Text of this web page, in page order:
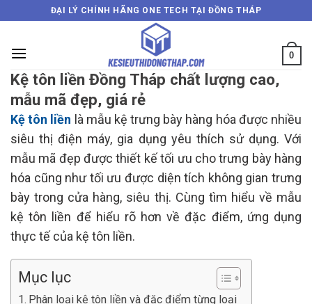
to
ĐẠI LÝ CHÍNH HÃNG ONE TECH TẠI ĐỒNG THÁP
0
Kệ tôn liền Đồng Tháp chất lượng cao,
mẫu mã đẹp, giá rẻ
Kệ tôn liền là mẫu kệ trưng bày hàng hóa được nhiều
siêu thị điện máy, gia dụng yêu thích sử dụng. Với
mẫu mã đẹp được thiết kế tối ưu cho trưng bày hàng
hóa cũng như tối ưu được diện tích không gian trưng
bày trong cửa hàng, siêu thị. Cùng tìm hiểu về mẫu
kệ tôn liền để hiểu rõ hơn về đặc điểm, ứng dụng
thực tế của kệ tôn liền.
Mục lục
Phân loại kệ tôn liền và đặc điểm từng loại